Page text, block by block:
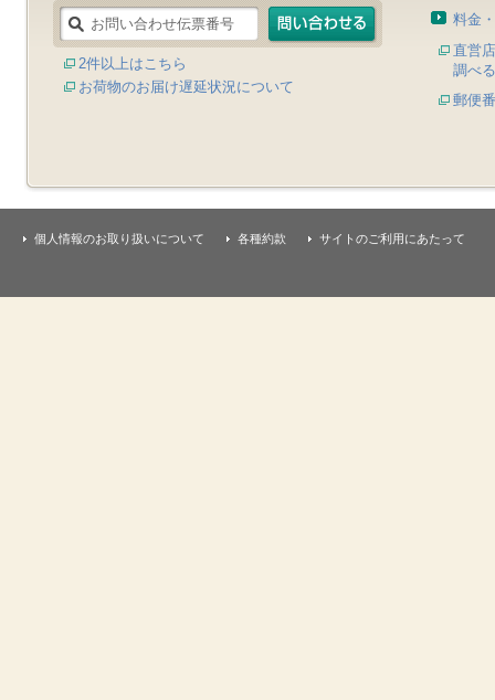
2件以上はこちら
お荷物のお届け遅延状況について
料金
直営
調べる
郵便
個人情報のお取り扱いについて 各種約款 サイトのご利用にあたって